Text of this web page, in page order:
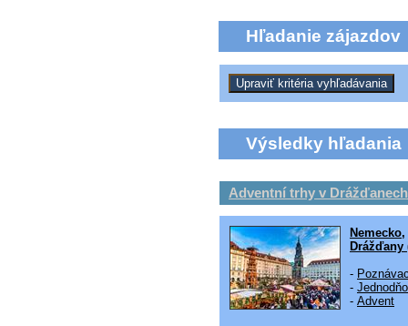
Hľadanie zájazdov
Výsledky hľadania
Adventní trhy v Drážďanech
Nemecko,
Drážďany
-
-
- Advent